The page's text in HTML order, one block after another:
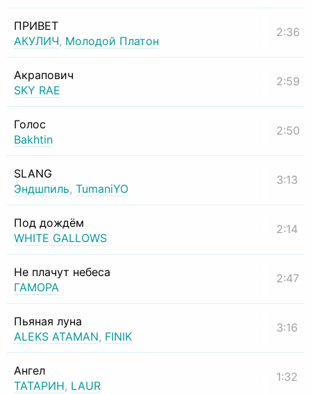
ПРИВЕТ
АКУЛИЧ, Молодой Платон
2:36
Акрапович
SKY RAE
2:59
Голос
Bakhtin
2:50
SLANG
Эндшпиль, TumaniYO
3:13
Под дождём
WHITE GALLOWS
2:14
Не плачут небеса
ГАМОРА
2:47
Пьяная луна
ALEKS ATAMAN, FINIK
3:16
Ангел
ТАТАРИН, LAUR
1:32